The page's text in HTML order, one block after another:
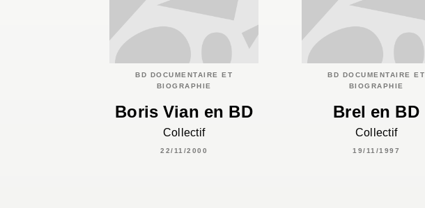
BD DOCUMENTAIRE ET
BIOGRAPHIE
Boris Vian en BD
Collectif
22/11/2000
BD DOCUMENTAIRE ET
BIOGRAPHIE
Brel en BD
Collectif
19/11/1997